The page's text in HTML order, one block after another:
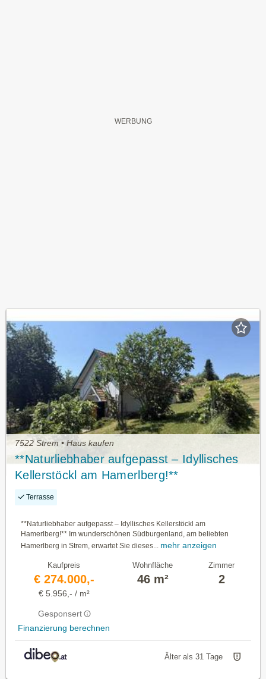
7522 Strem • Haus kaufen
**Naturliebhaber aufgepasst – Idyllisches
Kellerstöckl am Hamerlberg!**
Terrasse
**Naturliebhaber aufgepasst – Idyllisches Kellerstöckl am
Hamerlberg!** Im wunderschönen Südburgenland, am beliebten
Hamerlberg in Strem, erwartet Sie dieses... mehr anzeigen
Kaufpreis
€ 274.000,-
€ 5.956,- / m²
Gesponsert
Finanzierung berechnen
Wohnfläche
46 m²
Zimmer
2
Älter als 31 Tage